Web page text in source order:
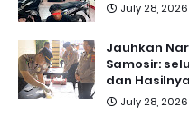
July 28, 2026
Jauhkan
Samosir:
dan
July 28, 2026